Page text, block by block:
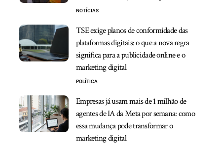
NOTÍCIAS
TSE exige planos de conformidade das
plataformas digitais: o que a nova regra
significa para a publicidade online e o
marketing digital
POLÍTICA
Empresas já usam mais de 1 milhão de
agentes de IA da Meta por semana: como
essa mudança pode transformar o
marketing digital